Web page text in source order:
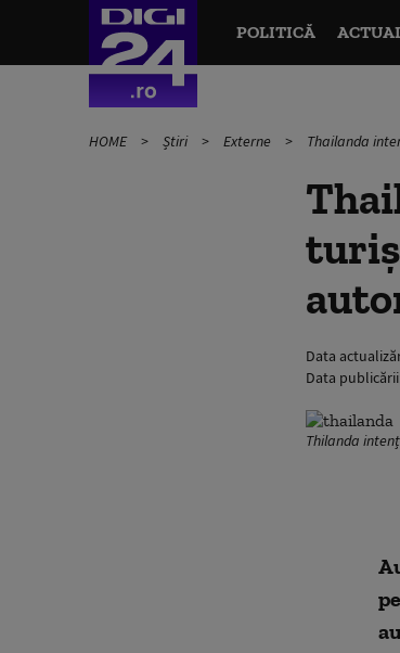
POLITICĂ
HOME Știri Externe Thailanda
Data
Data
Thilanda